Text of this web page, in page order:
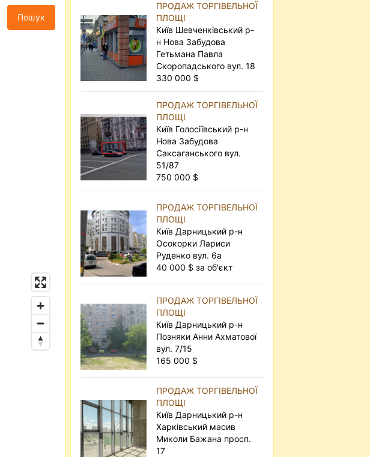
Пошук
ПРОДАЖ ТОРГІВЕЛЬНОЇ
ПЛОЩІ
Київ Шевченківський р-
н Нова Забудова
Гетьмана Павла
Скоропадського вул. 18
330 000 $
ПРОДАЖ ТОРГІВЕЛЬНОЇ
ПЛОЩІ
Київ Голосіївський р-н
Нова Забудова
Саксаганського вул.
51/87
750 000 $
ПРОДАЖ ТОРГІВЕЛЬНОЇ
ПЛОЩІ
Київ Дарницький р-н
Осокорки Лариси
Руденко вул. 6а
40 000 $ за об'єкт
ПРОДАЖ ТОРГІВЕЛЬНОЇ
ПЛОЩІ
Київ Дарницький р-н
Позняки Анни Ахматової
вул. 7/15
165 000 $
ПРОДАЖ ТОРГІВЕЛЬНОЇ
ПЛОЩІ
Київ Дарницький р-н
Харківський масив
Миколи Бажана просп.
17